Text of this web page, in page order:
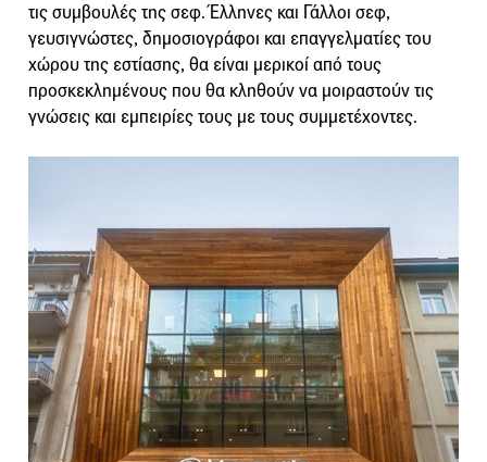
τις συμβουλές της σεφ. Έλληνες και Γάλλοι σεφ,
γευσιγνώστες, δημοσιογράφοι και επαγγελματίες του
χώρου της εστίασης, θα είναι μερικοί από τους
προσκεκλημένους που θα κληθούν να μοιραστούν τις
γνώσεις και εμπειρίες τους με τους συμμετέχοντες.